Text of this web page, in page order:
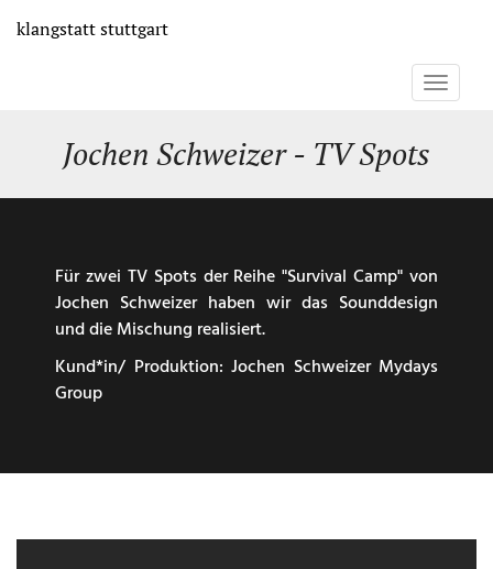
zum
klangstattstuttgart
Toggle
Jochen Schweizer - TV Spots
Für zwei TV Spots der Reihe "Survival Camp" von
Jochen Schweizer haben wir das Sounddesign
und die Mischung realisiert.
Kund*in/ Produktion: Jochen Schweizer Mydays
Group